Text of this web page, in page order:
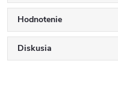
Hodnotenie
Diskusia